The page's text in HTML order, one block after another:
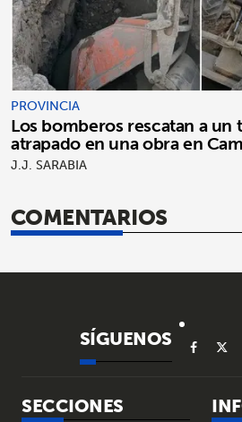
PROVINCIA
Los bomberos rescatan a un
atrapado en una obra en
J.J. SARABIA
COMENTARIOS
SÍGUENOS
SECCIONES